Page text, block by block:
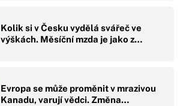
Kolik si v Česku vydělá svářeč ve
výškách. Měsíční mzda je jako z…
Evropa se může proměnit v mrazivou
Kanadu, varují vědci. Změna…